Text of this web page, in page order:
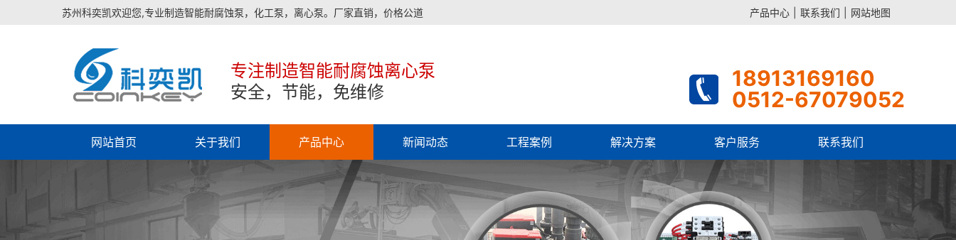
苏州科奕凯欢迎您,专业制造智能耐腐蚀泵，化工泵，离心泵。厂家直销，价格公道 产品中心 联系我们 网站地图
专注制造智能耐腐蚀离心泵
安全，节能，免维修
18913169160
0512-67079052
网站首页 关于我们 产品中心 新闻动态 工程案例 解决方案 客户服务 联系我们